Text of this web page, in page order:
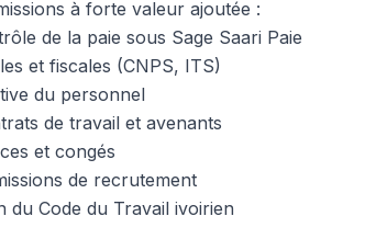
à forte valeur ajoutée :
de la paie sous Sage Saari Paie
et fiscales (CNPS, ITS)
du personnel
de travail et avenants
et congés
de recrutement
du Code du Travail ivoirien